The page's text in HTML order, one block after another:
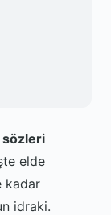
sözleri
elde
kadar
idraki.